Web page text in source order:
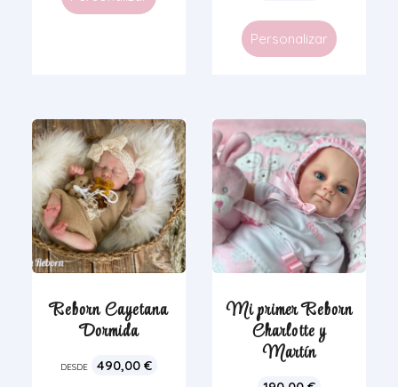
Personalizar
Reborn Cayetana
Dormida
DESDE 490,00 €
Mi primer Reborn
Charlotte y
Martín